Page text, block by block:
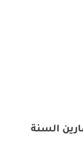
السنة